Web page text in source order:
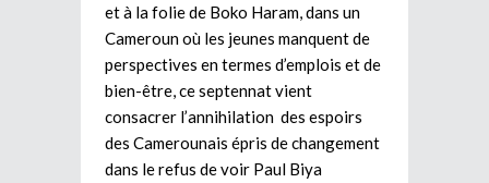
et à la folie de Boko Haram, dans un
Cameroun où les jeunes manquent de
perspectives en termes d’emplois et de
bien-être, ce septennat vient
consacrer l’annihilation des espoirs
des Camerounais épris de changement
dans le refus de voir Paul Biya